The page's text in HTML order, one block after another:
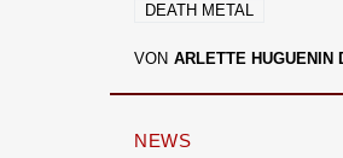
DEATH METAL
VON ARLETTE HUGUENIN
NEWS